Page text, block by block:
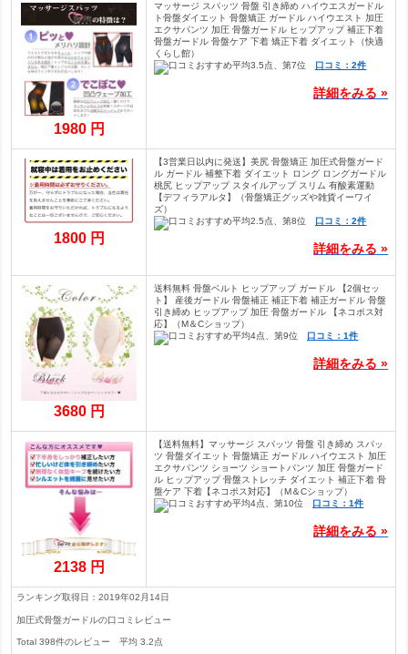
1980 円
マッサージ スパッツ 骨盤 引き締め ハイウエスガードル
ト骨盤ダイエット 骨盤矯正 ガードル ハイウエスト 加圧
エクサパンツ 加圧 骨盤ガードル ヒップアップ 補正下着
骨盤ガードル 骨盤ケア 下着 矯正下着 ダイエット（快適
くらし館）
口コミ：2件
詳細をみる »
1800 円
【3営業日以内に発送】美尻 骨盤矯正 加圧式骨盤ガード
ル ガードル 補整下着 ダイエット ロング ロングガードル
桃尻 ヒップアップ スタイルアップ スリム 有酸素運動
【デフィラアルタ】（骨盤矯正グッズや雑貨イーワイ
ズ）
口コミ：2件
詳細をみる »
3680 円
送料無料 骨盤ベルト ヒップアップ ガードル 【2個セッ
ト】 産後ガードル 骨盤補正 補正下着 補正ガードル 骨盤
引き締め ヒップアップ 加圧 骨盤ガードル 【ネコポス対
応】（M＆Cショップ）
口コミ：1件
詳細をみる »
2138 円
【送料無料】マッサージ スパッツ 骨盤 引き締め スパッ
ツ 骨盤ダイエット 骨盤矯正 ガードル ハイウエスト 加圧
エクサパンツ ショーツ ショートパンツ 加圧 骨盤ガード
ル ヒップアップ 骨盤ストレッチ ダイエット 補正下着 骨
盤ケア 下着【ネコポス対応】（M＆Cショップ）
口コミ：1件
詳細をみる »
ランキング取得日：2019年02月14日
加圧式骨盤ガードルの口コミレビュー
Total398件のレビュー平均3.2点